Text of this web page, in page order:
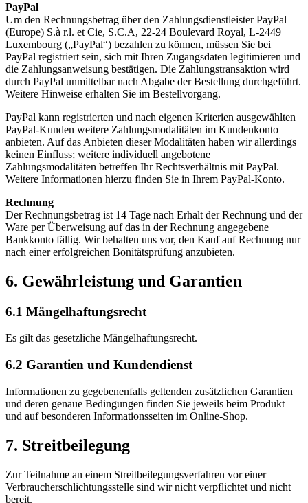
PayPal
Um den Rechnungsbetrag über den Zahlungsdienstleister PayPal
(Europe) S.à r.l. et Cie, S.C.A, 22-24 Boulevard Royal, L-2449
Luxembourg („PayPal“) bezahlen zu können, müssen Sie bei
PayPal registriert sein, sich mit Ihren Zugangsdaten legitimieren und
die Zahlungsanweisung bestätigen. Die Zahlungstransaktion wird
durch PayPal unmittelbar nach Abgabe der Bestellung durchgeführt.
Weitere Hinweise erhalten Sie im Bestellvorgang.
PayPal kann registrierten und nach eigenen Kriterien ausgewählten
PayPal-Kunden weitere Zahlungsmodalitäten im Kundenkonto
anbieten. Auf das Anbieten dieser Modalitäten haben wir allerdings
keinen Einfluss; weitere individuell angebotene
Zahlungsmodalitäten betreffen Ihr Rechtsverhältnis mit PayPal.
Weitere Informationen hierzu finden Sie in Ihrem PayPal-Konto.
Rechnung
Der Rechnungsbetrag ist 14 Tage nach Erhalt der Rechnung und der
Ware per Überweisung auf das in der Rechnung angegebene
Bankkonto fällig. Wir behalten uns vor, den Kauf auf Rechnung nur
nach einer erfolgreichen Bonitätsprüfung anzubieten.
6. Gewährleistung und Garantien
6.1 Mängelhaftungsrecht
Es gilt das gesetzliche Mängelhaftungsrecht.
6.2 Garantien und Kundendienst
Informationen zu gegebenenfalls geltenden zusätzlichen Garantien
und deren genaue Bedingungen finden Sie jeweils beim Produkt
und auf besonderen Informationsseiten im Online-Shop.
7. Streitbeilegung
Zur Teilnahme an einem Streitbeilegungsverfahren vor einer
Verbraucherschlichtungsstelle sind wir nicht verpflichtet und nicht
bereit.